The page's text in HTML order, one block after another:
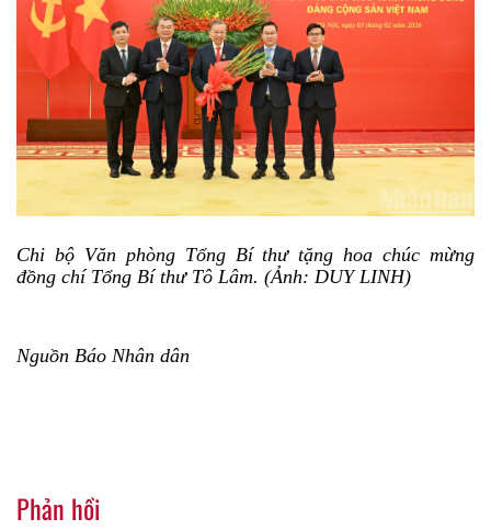
Chi bộ Văn phòng Tổng Bí thư tặng hoa chúc mừng
đồng chí Tổng Bí thư Tô Lâm. (Ảnh: DUY LINH)
Nguồn Báo Nhân dân
Phản hồi